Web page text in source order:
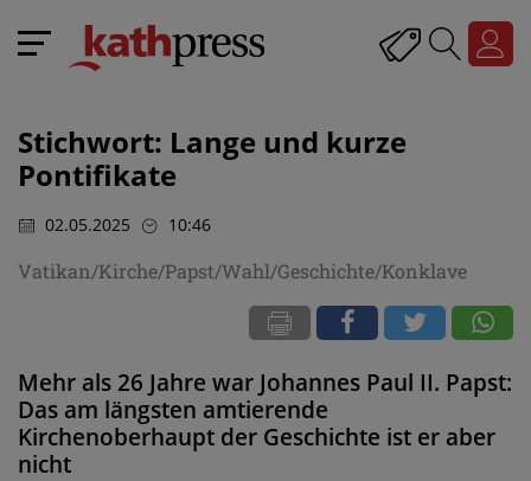
Stichwort: Lange und kurze
Pontifikate
02.05.2025 10:46
Vatikan/Kirche/Papst/Wahl/Geschichte/Konklave
Mehr als 26 Jahre war Johannes Paul II. Papst:
Das am längsten amtierende
Kirchenoberhaupt der Geschichte ist er aber
nicht